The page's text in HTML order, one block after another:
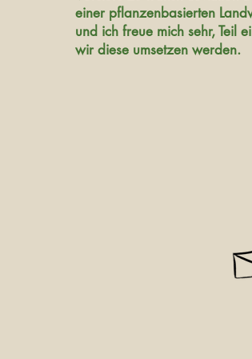
einer pflanzenbasierten
und ich freue mich sehr, Teil
wir diese umsetzen werden.